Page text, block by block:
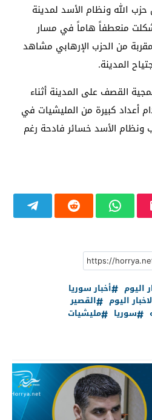
حزب الله ونظام الأسد لمدينة
منعطفاً هاماً في مسار
من الحزب الإرهابي مشاهد
المدينة.
القصف على المدينة أثناء
أعداد كبيرة من المليشيات في
ونظام الأسد خسائر فادحة رغم
اليوم
أخبار سوريا
اليوم
القصير
سوريا مليشيات